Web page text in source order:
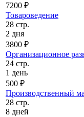
7200 ₽
Товароведение
28 стр.
2 дня
3800 ₽
Организационное
24 стр.
1 день
500 ₽
Производственный
28 стр.
8 дней